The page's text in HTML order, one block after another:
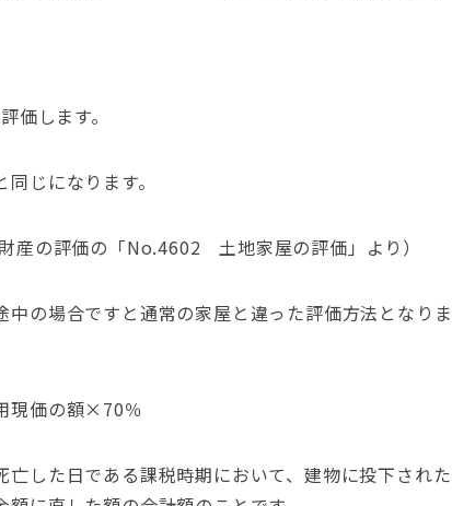
価します。
じになります。
産の評価の「No.4602 土地家屋の評価」より）
中の場合ですと通常の家屋と違った評価方法となりま
現価の額×70％
した日である課税時期において、建物に投下された